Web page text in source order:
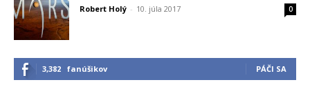
Robert Holý - 10. júla 2017 0
3,382 fanúšikov PÁČI SA